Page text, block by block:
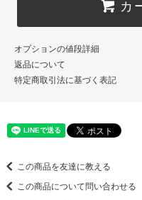
カ
オプションの値段詳細
返品について
特定商取引法に基づく表記
この商品を友達に教える
この商品について問い合わせる